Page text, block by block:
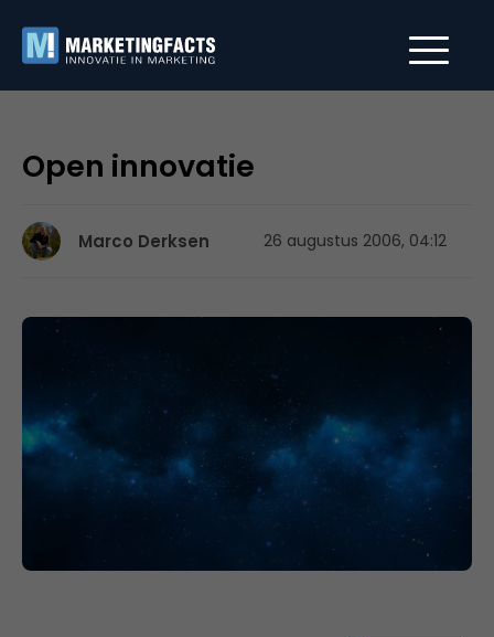
Open innovatie
Marco Derksen 26 augustus 2006, 04:12